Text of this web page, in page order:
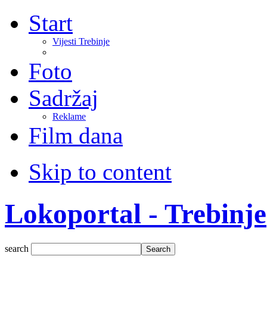
Start
Vijesti Trebinje
Foto
Sadržaj
Reklame
Film dana
Skip to content
Lokoportal - Trebinje
search